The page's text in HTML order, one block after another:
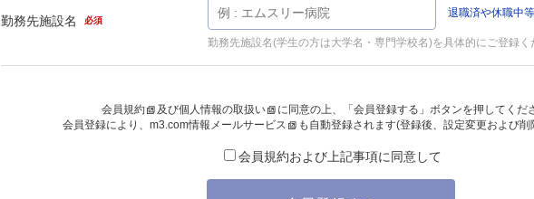
勤務先施設名 必須
退職済や休職中
勤務先施設名(学生の方は大学名・専門学校名)を具体的にご登録く
会員規約 及び個人情報の取扱い
に同意の上、「会員登録する」ボタンを押してくだ
会員登録により、 m3.com情報メールサービス も自動登録されます(登録後、設定変更および
会員規約および上記事項に同意して